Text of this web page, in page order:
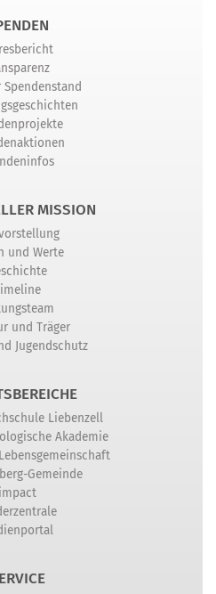
MISSION
und Werte
und Träger
Jugendschutz
Liebenzell
Akademie
Gemeinde
impact